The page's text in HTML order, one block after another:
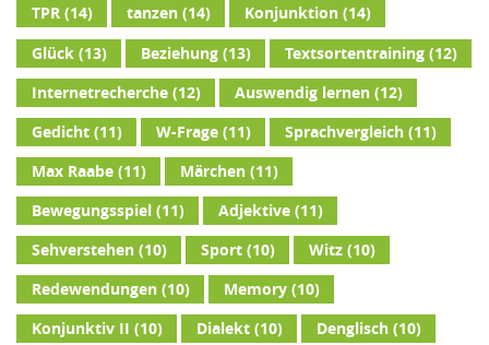
TPR(14) tanzen(14) Konjunktion(14)
Glück(13) Beziehung(13) Textsortentraining(12)
Internetrecherche(12) Auswendig lernen(12)
Gedicht(11) W-Frage(11) Sprachvergleich(11)
Max Raabe(11) Märchen(11)
Bewegungsspiel(11) Adjektive(11)
Sehverstehen(10) Sport(10) Witz(10)
Redewendungen(10) Memory(10)
Konjunktiv II (10) Dialekt(10) Denglisch(10)